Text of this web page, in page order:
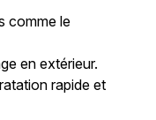
comme le
en extérieur.
rapide et